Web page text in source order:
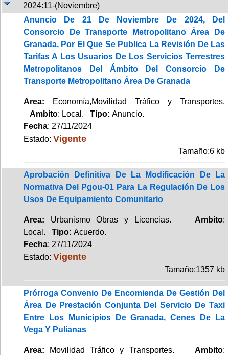
2024:11-(Noviembre)
Anuncio De 21 De Noviembre De 2024, Del
Consorcio De Transporte Metropolitano Área De
Granada, Por El Que Se Publica La Revisión De Las
Tarifas A Los Usuarios De Los Servicios Terrestres
Metropolitanos Del Ámbito Del Consorcio De
Transporte Metropolitano Área De Granada
Area: Economía,Movilidad Tráfico y Transportes.
Ambito: Local. Tipo: Anuncio.
Fecha: 27/11/2024
Estado: Vigente
Tamaño:6 kb
Aprobación Definitiva De La Modificación De La
Normativa Del Pgou-01 Para La Regulación De Los
Usos De Equipamiento Comunitario
Area: Urbanismo Obras y Licencias. Ambito:
Local. Tipo: Acuerdo.
Fecha: 27/11/2024
Estado: Vigente
Tamaño:1357 kb
Prórroga Convenio De Encomienda De Gestión Del
Área De Prestación Conjunta Del Servicio De Taxi
Entre Los Municipios De Granada, Cenes De La
Vega Y Pulianas
Area: Movilidad Tráfico y Transportes. Ambito: